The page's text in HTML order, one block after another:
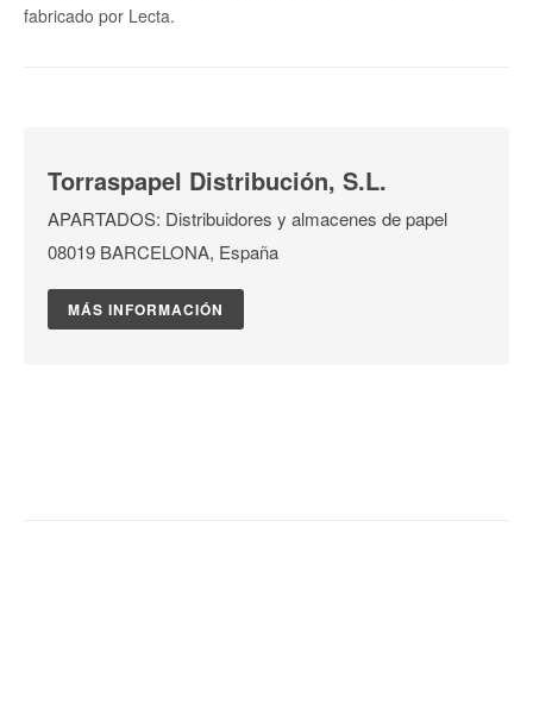
fabricado por Lecta.
Torraspapel Distribución, S.L.
APARTADOS: Distribuidores y almacenes de papel
08019 BARCELONA, España
MÁS INFORMACIÓN